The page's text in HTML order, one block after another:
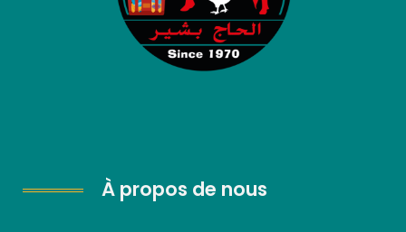
À propos de nous